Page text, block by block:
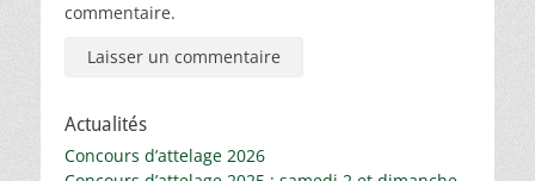
commentaire.
Actualités
Concours d’attelage 2026